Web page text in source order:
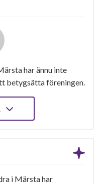
har ännu inte
betygsätta föreningen.
i Märsta har